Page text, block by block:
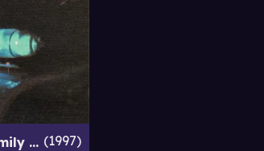
Breach of Faith: A Family of Cops II 1997